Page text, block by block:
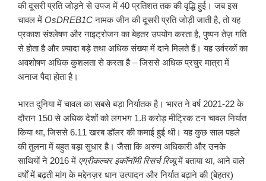
की दूसरी प्रति जोड़ने से उपज में 40 प्रतिशत तक की वृद्धि हुई। जब इस
चावल में OsDREB1Cनामक जीन की दूसरी प्रति जोड़ी जाती है, तो यह
प्रकाश संश्लेषण और नाइट्रोजन का बेहतर उपयोग करता है, पुष्पन तेज़ गति
से होता है और ज़्यादा बड़े तथा अधिक संख्या में दाने मिलते हैं। यह उर्वरकों का
अवशोषण अधिक कुशलता से करता है – जिससे अधिक प्रचुर मात्रा में
अनाज पैदा होता है।
भारत दुनिया में चावल का सबसे बड़ा निर्यातक है। भारत ने वर्ष 2021-22 के
दौरान 150 से अधिक देशों को लगभग 1.8 करोड़ मीट्रिक टन चावल निर्यात
किया था, जिससे 6.11 खरब डॉलर की कमाई हुई थी। यह कुछ साल पहले
की तुलना में बहुत बड़ा सुधार है। जैसा कि अरुण अधिकारी और उनके
साथियों ने 2016 में एग्रीकल्चर इकॉनॉमी रिसर्च रिव्यूमें बताया था, आने वाले
वर्षों में बढ़ती मांग के मद्देनज़र धान उत्पादन और निर्यात बढ़ाने की (बेहतर)